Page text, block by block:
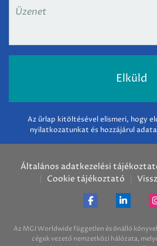
Üzenet
Az űrlap kitöltésével elismeri, hogy
nyilatkozatunkat és hozzájárul
Általános adatkezelési
Cookie tájékoztató
Az MGI Worldwide független és önálló
cégek vezető nemzetközi hálózata,